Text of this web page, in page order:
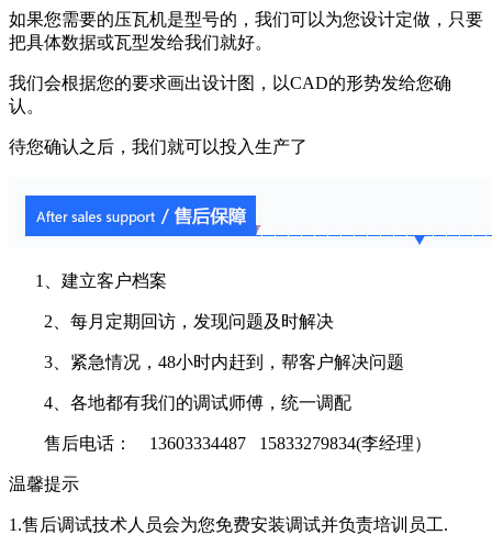
如果您需要的压瓦机是型号的，我们可以为您设计定做，只要
把具体数据或瓦型发给我们就好。
我们会根据您的要求画出设计图，以CAD的形势发给您确
认。
待您确认之后，我们就可以投入生产了
1、建立客户档案
2、每月定期回访，发现问题及时解决
3、紧急情况，48小时内赶到，帮客户解决问题
4、各地都有我们的调试师傅，统一调配
售后电话： 13603334487 15833279834(李经理）
温馨提示
1.售后调试技术人员会为您免费安装调试并负责培训员工.